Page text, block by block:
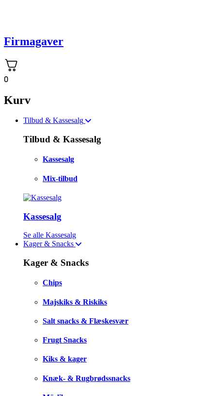
Firmagaver
0
Kurv
Tilbud & Kassesalg
Tilbud & Kassesalg
Kassesalg
Mix-tilbud
Kassesalg
Se alle Kassesalg
Kager & Snacks
Kager & Snacks
Chips
Majskiks & Riskiks
Salt snacks & Flæskesvær
Frugt Snacks
Kiks & kager
Knæk- & Rugbrødssnacks